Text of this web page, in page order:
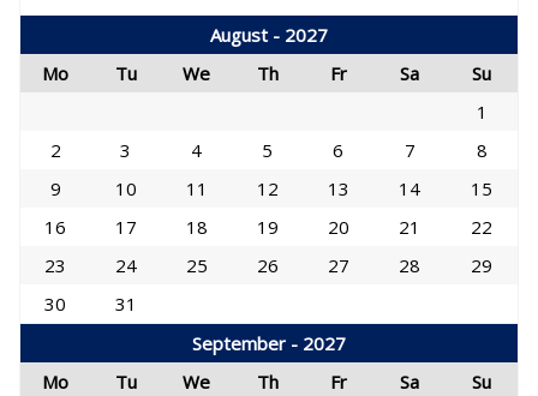
August - 2027
Mo
Tu We Th Fr Sa
Su
1
2
3 4 5 6 7
8
9
10 11 12 13 14
15
16
17 18 19 20 21
22
23
24 25 26 27 28
29
30
31
September - 2027
Mo
Tu We Th Fr Sa
Su